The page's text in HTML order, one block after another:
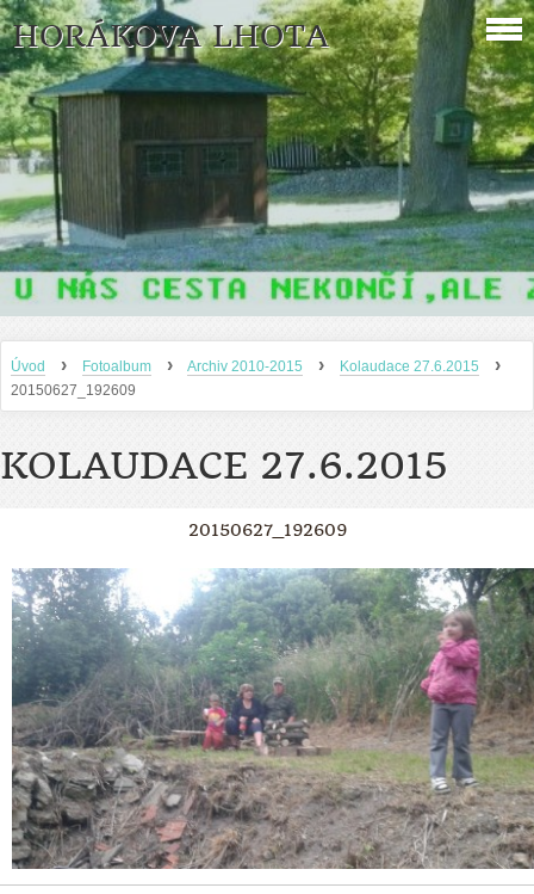
HORÁKOVA LHOTA
Úvod › Fotoalbum › Archiv 2010-2015 › Kolaudace 27.6.2015 ›
20150627_192609
KOLAUDACE 27.6.2015
20150627_192609